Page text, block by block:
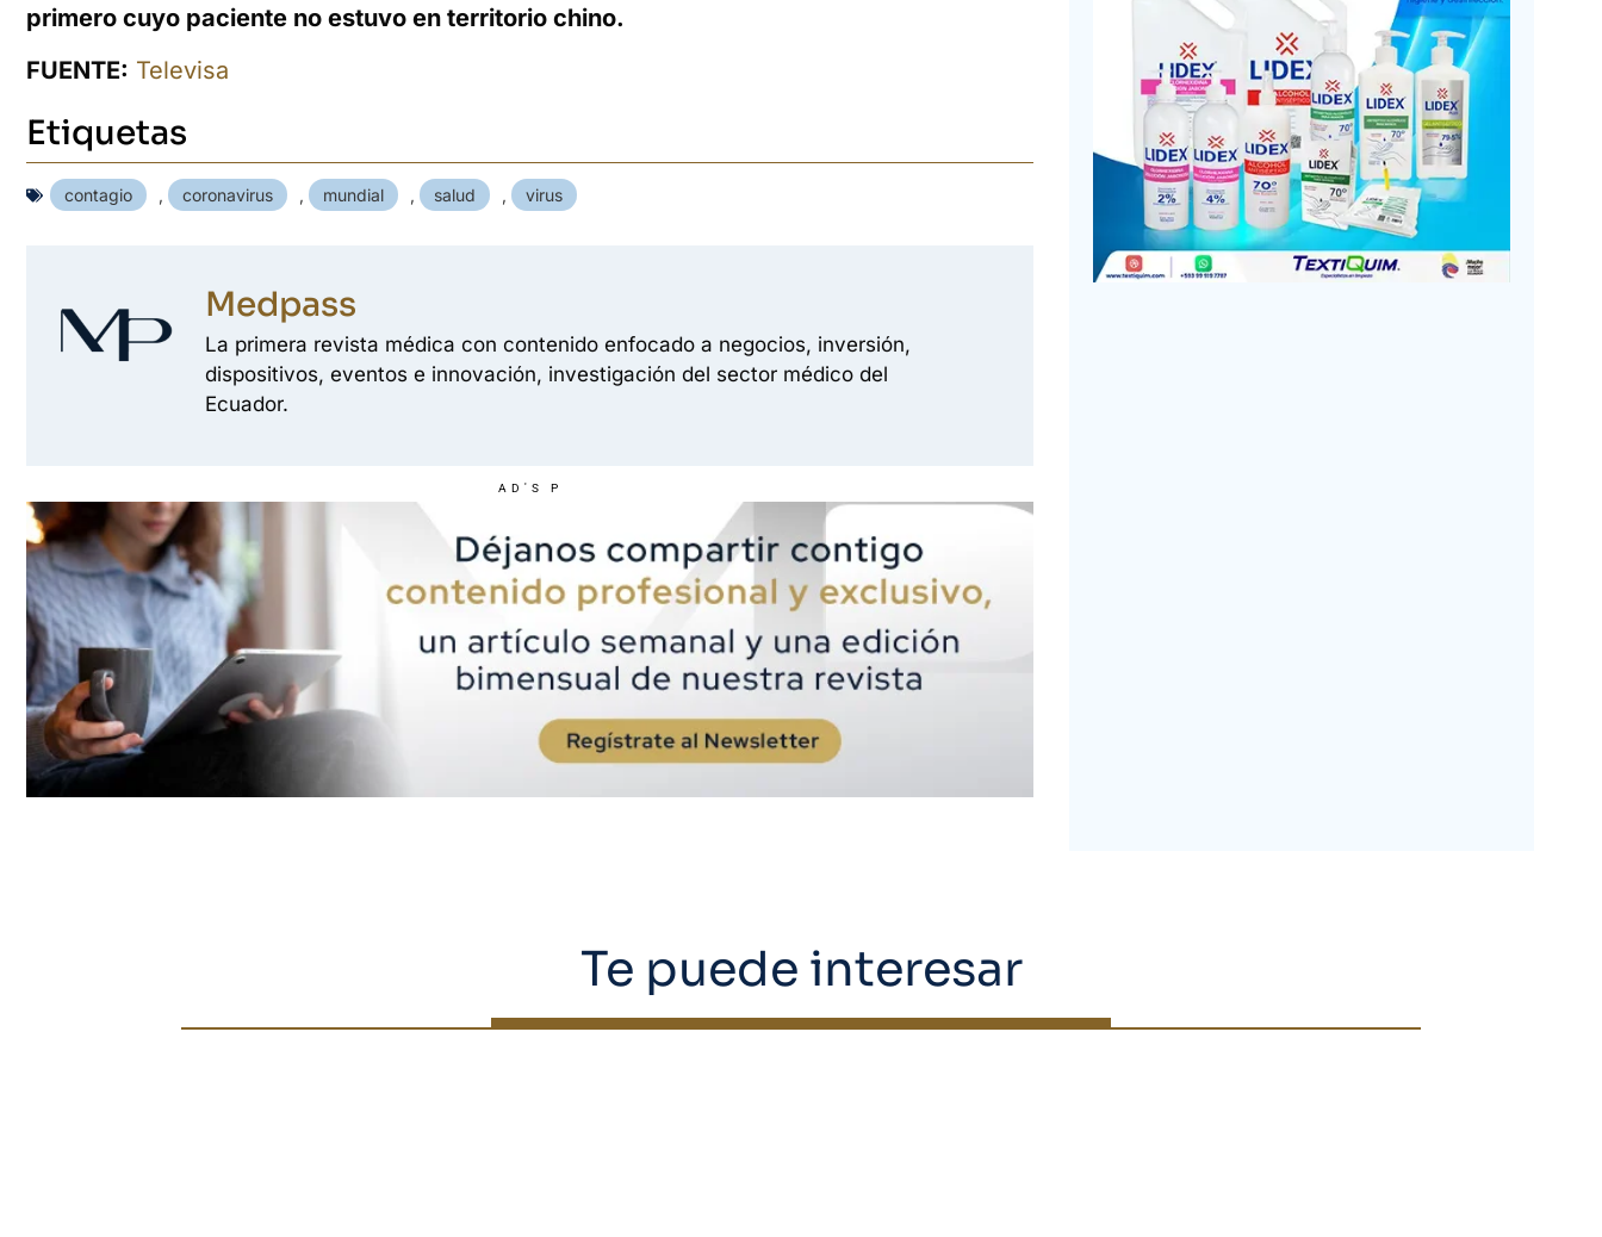
primero cuyo paciente no estuvo en territorio chino.
FUENTE: Televisa
Etiquetas
contagio , coronavirus , mundial , salud , virus
Medpass
La primera revista médica con contenido enfocado a negocios, inversión,
dispositivos, eventos e innovación, investigación del sector médico del
Ecuador.
AD'S P
Te puede interesar